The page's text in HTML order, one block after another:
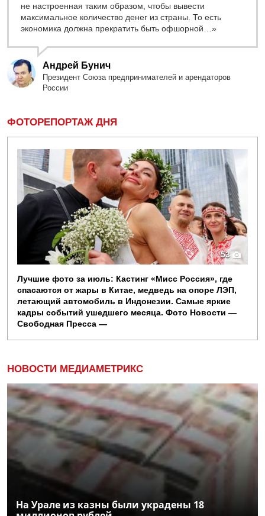
не настроенная таким образом, чтобы вывести
максимальное количество денег из страны. То есть
экономика должна прекратить быть офшорной…»
Андрей Бунич
Президент Союза предпринимателей и арендаторов
России
ФОТОРЕПОРТАЖ ДНЯ
53
Лучшие фото за июль: Кастинг «Мисс Россия», где
спасаются от жары в Китае, медведь на опоре ЛЭП,
летающий автомобиль в Индонезии. Самые яркие
кадры событий ушедшего месяца. Фото Новости —
Свободная Пресса —
НОВОСТИ МЕДИАМЕТРИКС
На Урале из казны были украдены 18